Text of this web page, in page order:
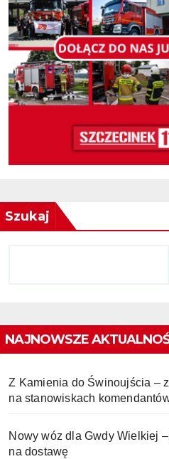
Szukaj
NAJNOWSZE
Z Kamienia do Świnoujścia –
na stanowiskach
Nowy wóz dla Gwdy Wielkiej
na dostawę